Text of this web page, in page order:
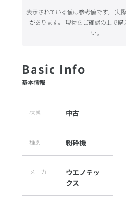
基本情報
状態 中古
種別 粉砕機
メーカ
ー
ウエノテッ
クス
表示されている値は参考値です。 実
があります。 現物をご確認の上で購
い。